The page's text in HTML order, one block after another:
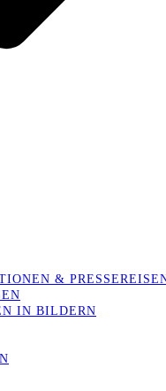
&
IN BILDERN